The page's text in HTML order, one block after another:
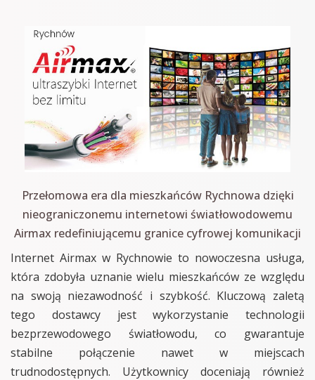
Przełomowa era dla mieszkańców Rychnowa dzięki
nieograniczonemu internetowi światłowodowemu
Airmax redefiniującemu granice cyfrowej komunikacji
Internet Airmax w Rychnowie to nowoczesna usługa,
która zdobyła uznanie wielu mieszkańców ze względu
na swoją niezawodność i szybkość. Kluczową zaletą
tego dostawcy jest wykorzystanie technologii
bezprzewodowego światłowodu, co gwarantuje
stabilne połączenie nawet w miejscach
trudnodostępnych. Użytkownicy doceniają również